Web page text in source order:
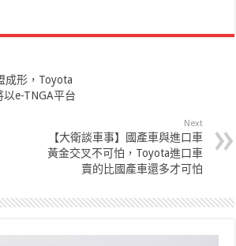
成形，Toyota
e-TNGA平台
Next
【大衛談車事】國產車與進口車
黃金交叉不可怕，Toyota進口車
賣的比國產車還多才可怕